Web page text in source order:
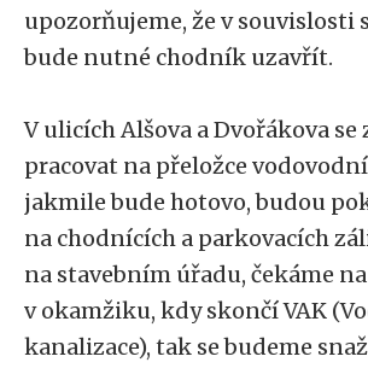
upozorňujeme, že v souvislosti
bude nutné chodník uzavřít.
V ulicích Alšova a Dvořákova se
pracovat na přeložce
jakmile bude hotovo, budou
na chodnících a parkovacích
na stavebním úřadu, čekáme
v okamžiku, kdy skončí VAK
kanalizace), tak se budeme